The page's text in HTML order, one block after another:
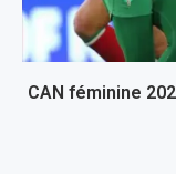
CAN féminine